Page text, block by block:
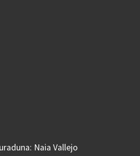
Naia Vallejo